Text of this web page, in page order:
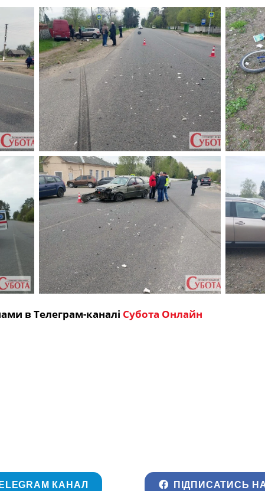
в Телеграм-каналі Субота Онлайн
КАНАЛ ПІДПИСАТИСЬ